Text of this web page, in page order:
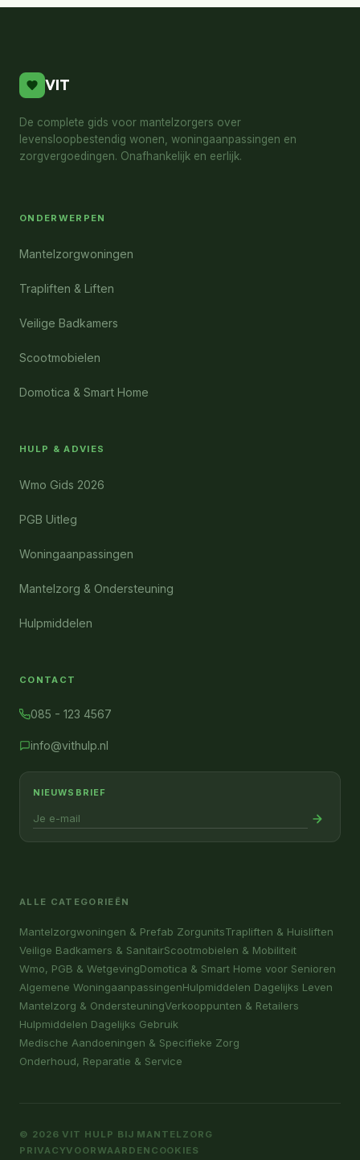
VIT
De complete gids voor mantelzorgers over
levensloopbestendig wonen, woningaanpassingen en
zorgvergoedingen. Onafhankelijk en eerlijk.
ONDERWERPEN
Mantelzorgwoningen
Trapliften & Liften
Veilige Badkamers
Scootmobielen
Domotica & Smart Home
HULP & ADVIES
Wmo Gids 2026
PGB Uitleg
Woningaanpassingen
Mantelzorg & Ondersteuning
Hulpmiddelen
CONTACT
085 - 123 4567
info@vithulp.nl
NIEUWSBRIEF
ALLE CATEGORIEËN
Mantelzorgwoningen & Prefab ZorgunitsTrapliften & Huisliften
Veilige Badkamers & SanitairScootmobielen & Mobiliteit
Wmo, PGB & WetgevingDomotica & Smart Home voor Senioren
Algemene WoningaanpassingenHulpmiddelen Dagelijks Leven
Mantelzorg & OndersteuningVerkooppunten & Retailers
Hulpmiddelen Dagelijks Gebruik
Medische Aandoeningen & Specifieke Zorg
Onderhoud, Reparatie & Service
© 2026 VIT HULP BIJ MANTELZORG
PRIVACYVOORWAARDEN COOKIES